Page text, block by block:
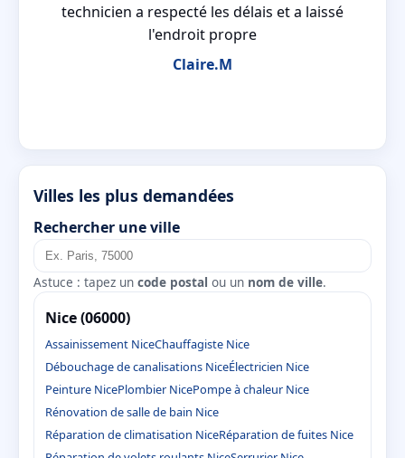
technicien a respecté les délais et a laissé
l'endroit propre
Claire.M
Villes les plus demandées
Rechercher une ville
Astuce : tapez un code postal ou un nom de ville.
Nice (06000)
Assainissement NiceChauffagiste Nice
Débouchage de canalisations NiceÉlectricien Nice
Peinture NicePlombier NicePompe à chaleur Nice
Rénovation de salle de bain Nice
Réparation de climatisation NiceRéparation de fuites Nice